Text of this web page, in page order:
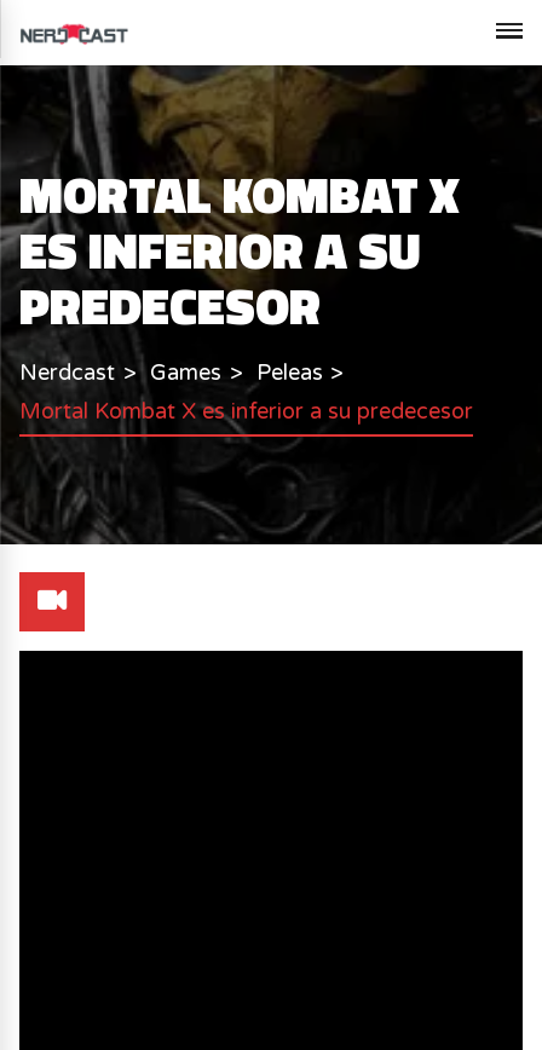
MORTAL KOMBAT X
ES INFERIOR A SU
PREDECESOR
Nerdcast Games
Peleas
Mortal Kombat X es inferior a su predecesor